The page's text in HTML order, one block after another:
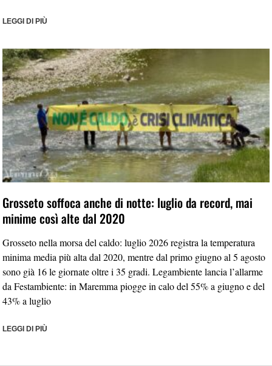
LEGGI DI PIÙ
Grosseto soffoca anche di notte: luglio da record, mai
minime così alte dal 2020
Grosseto nella morsa del caldo: luglio 2026 registra la temperatura
minima media più alta dal 2020, mentre dal primo giugno al 5 agosto
sono già 16 le giornate oltre i 35 gradi. Legambiente lancia l’allarme
da Festambiente: in Maremma piogge in calo del 55% a giugno e del
43% a luglio
LEGGI DI PIÙ